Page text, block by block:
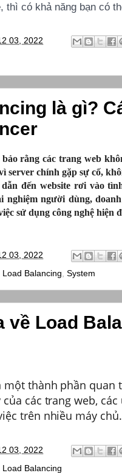
thì có khả năng bạn có
03, 2022
là gì?
rằng các trang web
server chính gặp sự cố,
đến website rơi vào
nghiệm người dùng,
sử dụng công nghệ hiện
03, 2022
Load Balancing System
về Load
một thành phần
các trang web,
trên nhiều máy chủ.
03, 2022
Load Balancing